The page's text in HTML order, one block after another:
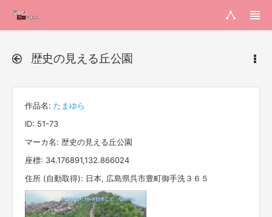
歴史の見える丘公園
作品名: たまゆら
ID: 51-73
マーカ名: 歴史の見える丘公園
座標: 34.176891,132.866024
住所 (自動取得): 日本, 広島県呉市豊町御手洗３６５